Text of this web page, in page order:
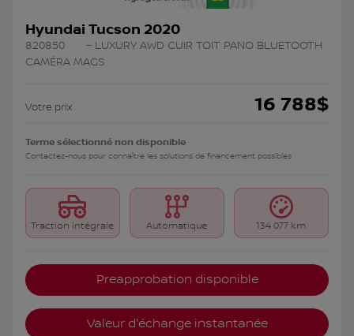
Hyundai Tucson 2020
820850
– LUXURY AWD CUIR TOIT PANO BLUETOOTH
CAMÉRA MAGS
Votre prix 16 788$
Terme sélectionné non disponible
Contactez-nous pour connaître les solutions de financement possibles
Traction intégrale Automatique 134 077 km
Preapprobation disponible
Valeur d'échange instantanée